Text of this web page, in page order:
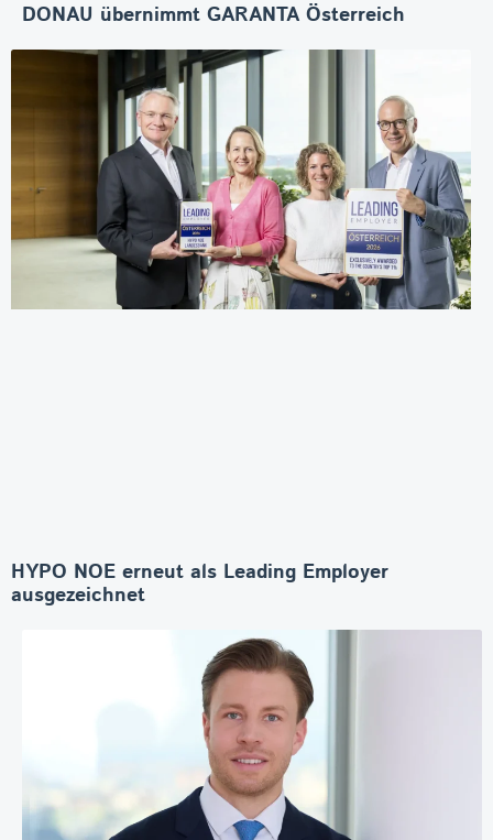
DONAU übernimmt GARANTA Österreich
HYPO NOE erneut als Leading Employer
ausgezeichnet